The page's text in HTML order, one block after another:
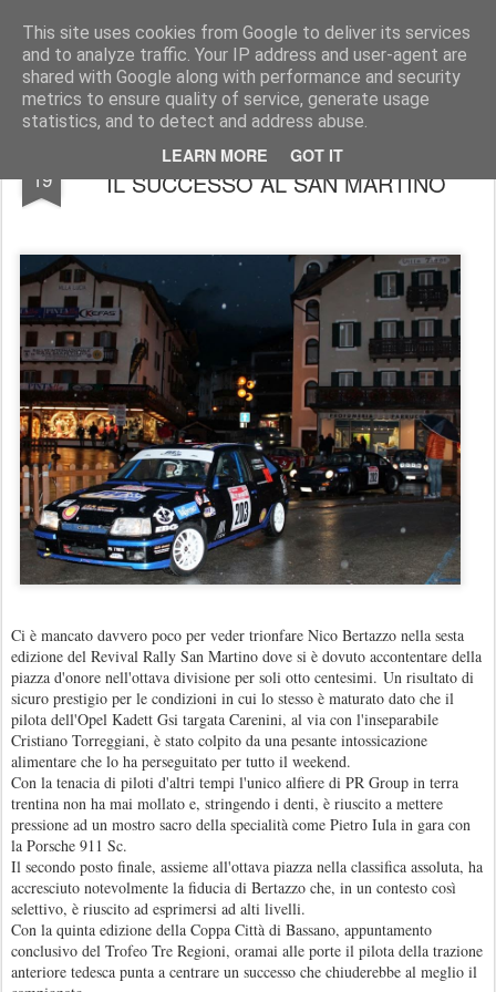
This site uses cookies from Google to deliver its services
and to analyze traffic. Your IP address and user-agent are
shared with Google along with performance and security
metrics to ensure quality of service, generate usage
statistics, and to detect and address abuse.
LEARN MORE GOT IT
AutoMotoCorse. Motorsport Random News 280912
19
PR GROUP: NICO BERTAZZO SFIORA
IL SUCCESSO AL SAN MARTINO
Ci è mancato davvero poco per veder trionfare Nico Bertazzo nella sesta
edizione del Revival Rally San Martino dove si è dovuto accontentare della
piazza d'onore nell'ottava divisione per soli otto centesimi. Un risultato di
sicuro prestigio per le condizioni in cui lo stesso è maturato dato che il
pilota dell'Opel Kadett Gsi targata Carenini, al via con l'inseparabile
Cristiano Torreggiani, è stato colpito da una pesante intossicazione
alimentare che lo ha perseguitato per tutto il weekend.
Con la tenacia di piloti d'altri tempi l'unico alfiere di PR Group in terra
trentina non ha mai mollato e, stringendo i denti, è riuscito a mettere
pressione ad un mostro sacro della specialità come Pietro Iula in gara con
la Porsche 911 Sc.
Il secondo posto finale, assieme all'ottava piazza nella classifica assoluta, ha
accresciuto notevolmente la fiducia di Bertazzo che, in un contesto così
selettivo, è riuscito ad esprimersi ad alti livelli.
Con la quinta edizione della Coppa Città di Bassano, appuntamento
conclusivo del Trofeo Tre Regioni, oramai alle porte il pilota della trazione
anteriore tedesca punta a centrare un successo che chiuderebbe al meglio il